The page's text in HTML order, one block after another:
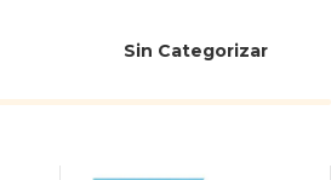
Sin Categorizar